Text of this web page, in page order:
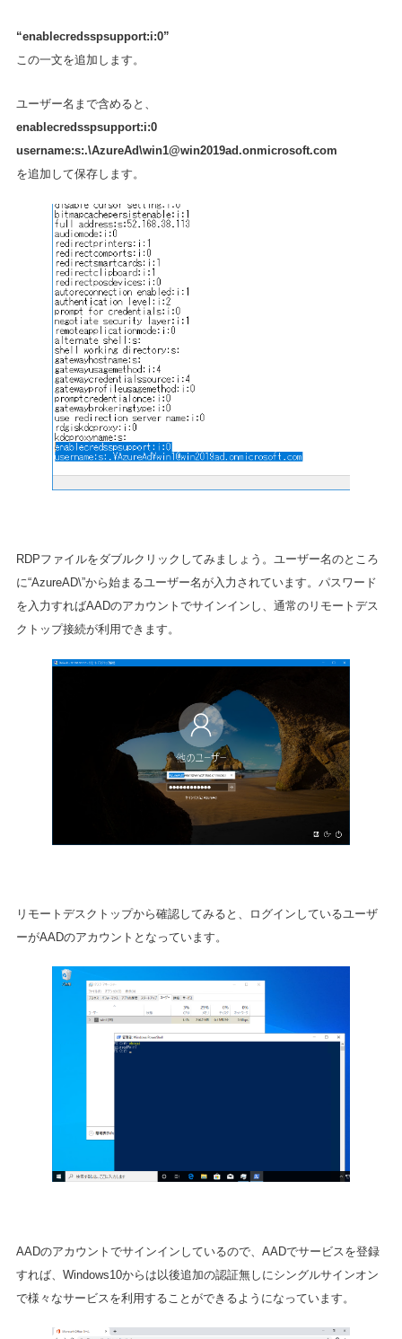
“enablecredsspsupport:i:0”
この一文を追加します。
ユーザー名まで含めると、
enablecredsspsupport:i:0
username:s:.\AzureAd\win1@win2019ad.onmicrosoft.com
を追加して保存します。
RDPファイルをダブルクリックしてみましょう。ユーザー名のところ
に“AzureAD\”から始まるユーザー名が入力されています。パスワード
を入力すればAADのアカウントでサインインし、通常のリモートデス
クトップ接続が利用できます。
リモートデスクトップから確認してみると、ログインしているユーザ
ーがAADのアカウントとなっています。
AADのアカウントでサインインしているので、AADでサービスを登録
すれば、Windows10からは以後追加の認証無しにシングルサインオン
で様々なサービスを利用することができるようになっています。